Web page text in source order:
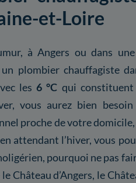
et-Loire
à Angers ou dans
plombier chauffagiste
les 6 °C qui
vous aurez bien besoin
proche de votre domicile,
attendant l’hiver, vous
pourquoi ne pas
Château d’Angers, le